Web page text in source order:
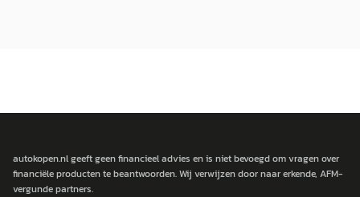
autokopen.nl geeft geen financieel advies en is niet bevoegd om vragen over
financiële producten te beantwoorden. Wij verwijzen door naar erkende, AFM-
vergunde partners.